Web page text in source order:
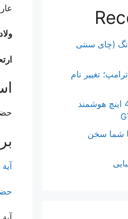
(چای سنتی
تغییر نام
تلویزیون جی پلاس 40 اینچ هوشمند
شما سخن